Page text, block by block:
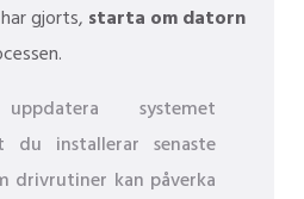
gjorts, starta om datorn
systemet
du installerar senaste
drivrutiner kan påverka